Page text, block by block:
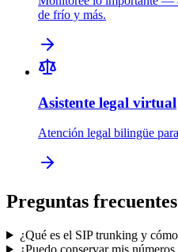
de frío y más.
Asistente legal virtual
Atención legal bilingüe
Preguntas frecuentes
¿Qué es el SIP trunking y
¿Puedo conservar mis